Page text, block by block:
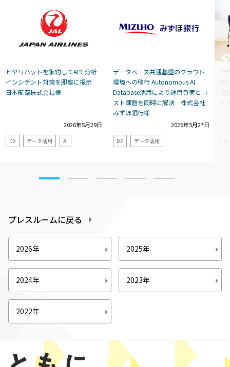
ヒヤリハットを集約してAIで分析
インシデント対策を即座に提示
日本航空株式会社様
2026年5月29日
DX データ活用 AI
データベース共通基盤のクラウド
環境への移行 Autonomous AI
Database活用により運用負荷とコ
スト課題を同時に解決 株式会社
みずほ銀行様
2026年5月27日
DX データ活用
年
成
高
プレスルームに戻る
2026年 2025年
2024年 2023年
2022年